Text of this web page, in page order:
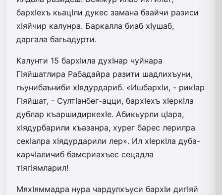
бархIехъ кьацIли дукес замана баайчи разиси
хIяйчир калунра. Баркалла биаб хIушаб,
даргала багьадурти.
Калунти 15 бархIила духIнар чуйнара
ГIяйшатлира Рабадайра разити шадлихъуни,
гьунибаъниби хIядурдариб. «ИшбархIи, - рикIар
ГIяйшат, - СултIанбег-ацци, бархIехъ хIеркIла
дублар къаршидиркехIе. Абикьурли цIара,
хIядурбарили къазанра, хурег барес лерилра
секIалра хIядурдарили лер». Ил хIеркIла дуба-
карчIаличиб бамсриахъес сецадла
тIягIямларил!
МяхIяммадра нура чардулхъуси бархIи дигIяй